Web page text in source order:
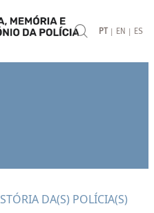
PT | EN | ES
DA(S) POLÍCIA(S)